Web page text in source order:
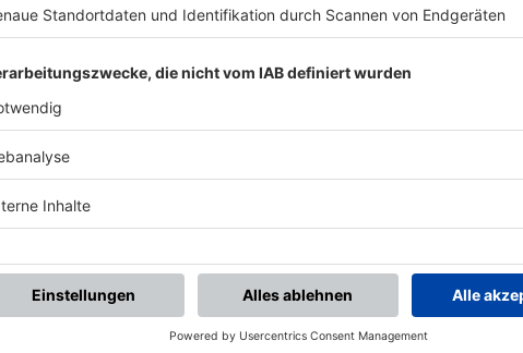
ABONNIERE DEN BFV-WHATSAPP-KANAL!